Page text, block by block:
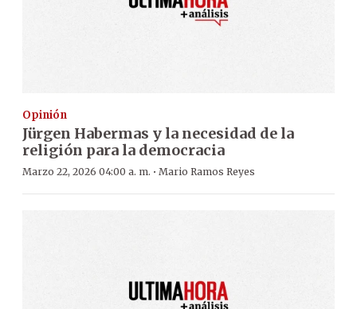
Opinión
Jürgen Habermas y la necesidad de la
religión para la democracia
Marzo 22, 2026 04:00 a. m. · Mario Ramos Reyes